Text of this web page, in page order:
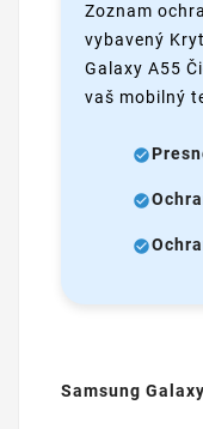
Zoznam
vybavený
Galaxy A55
vaš mobilný
Samsung